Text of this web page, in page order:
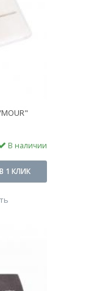
В наличии
1 КЛИК